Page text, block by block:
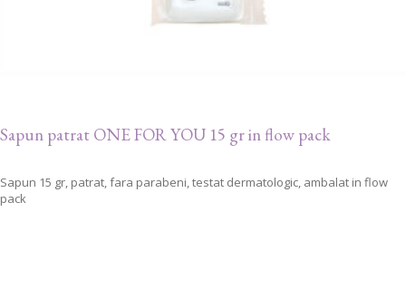
Sapun patrat ONE FOR YOU 15 gr in flow pack
Sapun 15 gr, patrat, fara parabeni, testat dermatologic, ambalat in flow
pack